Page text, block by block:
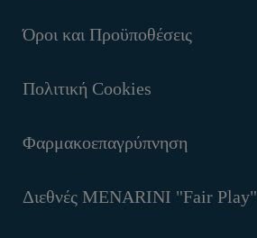
Όροι και Προϋποθέσεις
Πολιτική Cookies
Φαρμακοεπαγρύπνηση
Διεθνές MENARINI "Fair Play"